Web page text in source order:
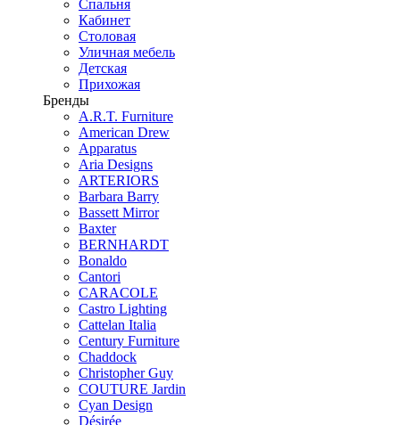
Спальня
Кабинет
Столовая
Уличная мебель
Детская
Прихожая
Бренды
A.R.T. Furniture
American Drew
Apparatus
Aria Designs
ARTERIORS
Barbara Barry
Bassett Mirror
Baxter
BERNHARDT
Bonaldo
Cantori
CARACOLE
Castro Lighting
Cattelan Italia
Century Furniture
Chaddock
Christopher Guy
COUTURE Jardin
Cyan Design
Désirée